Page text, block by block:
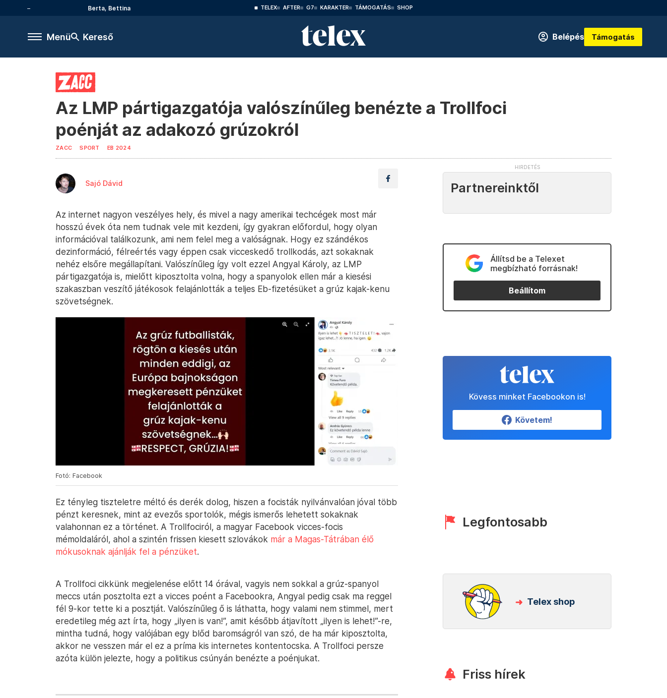
Berta, Bettina TELEX AFTER G7 KARAKTER TÁMOGATÁS SHOP
Menü Kereső Belépés Támogatás
Az LMP pártigazgatója valószínűleg benézte a Trollfoci
poénját az adakozó grúzokról
ZACC SPORT EB 2024
Sajó Dávid
Az internet nagyon veszélyes hely, és mivel a nagy amerikai techcégek most már
hosszú évek óta nem tudnak vele mit kezdeni, így gyakran előfordul, hogy olyan
információval találkozunk, ami nem felel meg a valóságnak. Hogy ez szándékos
dezinformáció, félreértés vagy éppen csak vicceskedő trollkodás, azt sokaknak
nehéz elsőre megállapítani. Valószínűleg így volt ezzel Angyal Károly, az LMP
pártigazgatója is, mielőtt kiposztolta volna, hogy a spanyolok ellen már a kiesési
szakaszban veszítő játékosok felajánlották a teljes Eb-fizetésüket a grúz kajak-kenu
szövetségnek.
Fotó: Facebook
Ez tényleg tiszteletre méltó és derék dolog, hiszen a focisták nyilvánvalóan jóval több
pénzt keresnek, mint az evezős sportolók, mégis ismerős lehetett sokaknak
valahonnan ez a történet. A Trollfociról, a magyar Facebook vicces-focis
mémoldaláról, ahol a szintén frissen kiesett szlovákok már a Magas-Tátrában élő
mókusoknak ajánlják fel a pénzüket.
A Trollfoci cikkünk megjelenése előtt 14 órával, vagyis nem sokkal a grúz-spanyol
meccs után posztolta ezt a vicces poént a Facebookra, Angyal pedig csak ma reggel
fél 9-kor tette ki a posztját. Valószínűleg ő is láthatta, hogy valami nem stimmel, mert
eredetileg még azt írta, hogy „ilyen is van!”, amit később átjavított „ilyen is lehet!”-re,
mintha tudná, hogy valójában egy blőd baromságról van szó, de ha már kiposztolta,
akkor ne vesszen már el ez a príma kis internetes kontentocska. A Trollfoci persze
azóta külön jelezte, hogy a politikus csúnyán benézte a poénjukat.
Partnereinktől
Állítsd be a Telexet
megbízható forrásnak!
Beállítom
Kövess minket Facebookon is!
Követem!
Legfontosabb
Telex shop
Friss hírek